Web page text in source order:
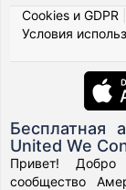
Cookies и GDPR
Условия
Бесплатная
United We
Привет! Добро
сообщество